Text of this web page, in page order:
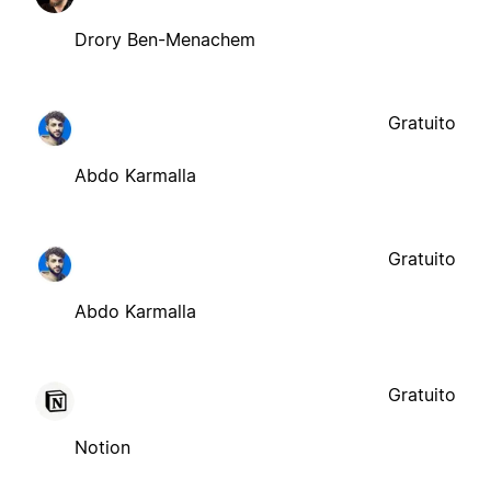
Drory Ben-Menachem
Abdo Karmalla
Gratuito
Abdo Karmalla
Gratuito
Notion
Gratuito